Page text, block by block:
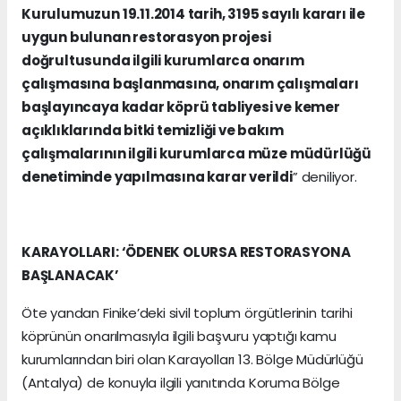
Kurulumuzun 19.11.2014 tarih, 3195 sayılı kararı ile
uygun bulunan restorasyon projesi
doğrultusunda ilgili kurumlarca onarım
çalışmasına başlanmasına, onarım çalışmaları
başlayıncaya kadar köprü tabliyesi ve kemer
açıklıklarında bitki temizliği ve bakım
çalışmalarının ilgili kurumlarca müze müdürlüğü
denetiminde yapılmasına karar verildi” deniliyor.
KARAYOLLARI: ‘ÖDENEK OLURSA RESTORASYONA
BAŞLANACAK’
Öte yandan Finike’deki sivil toplum örgütlerinin tarihi
köprünün onarılmasıyla ilgili başvuru yaptığı kamu
kurumlarından biri olan Karayolları 13. Bölge Müdürlüğü
(Antalya) de konuyla ilgili yanıtında Koruma Bölge